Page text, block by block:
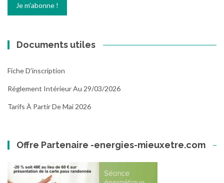
Documents utiles
Fiche D'inscription
Réglement Intérieur Au 29/03/2026
Tarifs À Partir De Mai 2026
Offre Partenaire -energies-mieuxetre.com